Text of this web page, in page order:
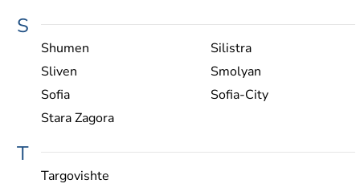
S
Shumen
Silistra
Sliven
Smolyan
Sofia
Sofia-City
Stara Zagora
T
Targovishte